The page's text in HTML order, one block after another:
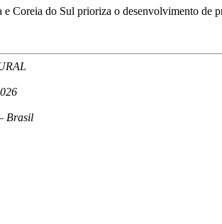
Coreia do Sul prioriza o desenvolvimento de
Brasil